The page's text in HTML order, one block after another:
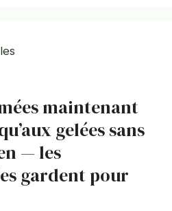
maintenant
gelées sans
— les
gardent pour